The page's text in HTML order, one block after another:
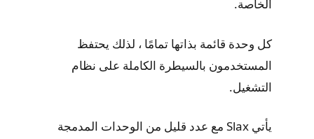
الخاصة.
كل وحدة قائمة بذاتها تمامًا ، لذلك يحتفظ
المستخدمون بالسيطرة الكاملة على نظام
التشغيل.
يأتي Slax مع عدد قليل من الوحدات المدمجة